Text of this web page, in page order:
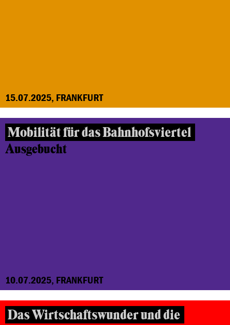
15.07.2025, FRANKFURT
Mobilität für das Bahnhofsviertel
Ausgebucht
10.07.2025, FRANKFURT
Das Wirtschaftswunder und die